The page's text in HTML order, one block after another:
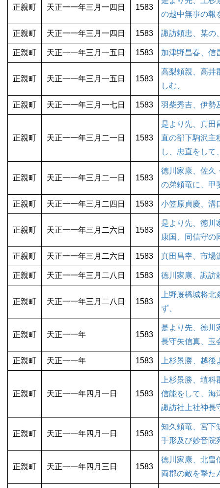
正親町 天正一一年三月一四日 1583
の越中無事の
正親町 天正一一年三月一四日 1583 諏訪頼忠、某の
正親町 天正一一年三月一五日 1583 加津野昌春、信
正親町 天正一一年三月一五日 1583
高梨頼親、高井
しむ、
正親町 天正一一年三月一七日 1583 羽柴秀吉、伊勢
正親町 天正一一年三月二一日 1583
是より先、真田
直の部下駒沢主
し、忠直をして
正親町 天正一一年三月二一日 1583
徳川家康、佐久
の弟頼竜に、甲
正親町 天正一一年三月二四日 1583 小笠原貞慶、溝
正親町 天正一一年三月二六日 1583
是より先、徳川
康国、同信守の
正親町 天正一一年三月二六日 1583 真田昌幸、市場
正親町 天正一一年三月二八日 1583 徳川家康、諏訪
正親町 天正一一年三月二八日 1583
上野厩橋城将北
ず、
正親町 天正一一年 1583
是より先、徳川
長守矢信真、玉
正親町 天正一一年 1583 上杉景勝、越後
正親町 天正一一年四月一日 1583
上杉景勝、埴科
信能をして、
諏訪社上社神長
正親町 天正一一年四月一日 1583
知久頼竜、宮下
手形及び妙音院
正親町 天正一一年四月三日 1583
徳川家康、北畠
両郡の敵を撃た